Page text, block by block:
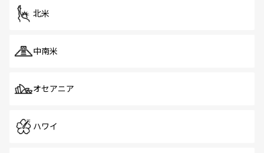
北米
中南米
オセアニア
ハワイ